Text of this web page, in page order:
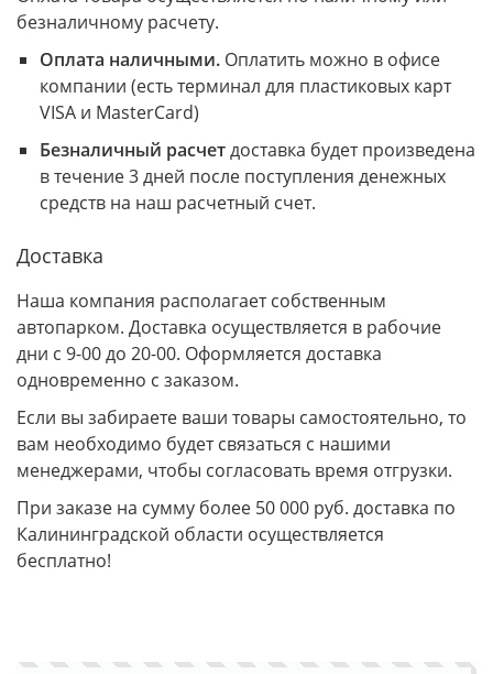
безналичному расчету.
Оплата наличными. Оплатить можно в офисе
компании (есть терминал для пластиковых карт
VISA и MasterCard)
Безналичный расчетдоставка будет произведена
в течение 3 дней после поступления денежных
средств на наш расчетный счет.
Доставка
Наша компания располагает собственным
автопарком. Доставка осуществляется в рабочие
дни с 9-00 до 20-00. Оформляется доставка
одновременно с заказом.
Если вы забираете ваши товары самостоятельно, то
вам необходимо будет связаться с нашими
менеджерами, чтобы согласовать время отгрузки.
При заказе на сумму более 50 000 руб. доставка по
Калининградской области осуществляется
бесплатно!